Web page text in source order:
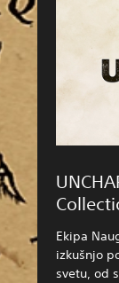
Ekipa
izkušnjo
svetu, od